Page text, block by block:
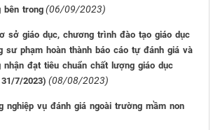
bên trong(06/09/2023)
sở giáo dục, chương trình đào tạo giáo dục
sư phạm hoàn thành báo cáo tự đánh giá và
đạt tiêu chuẩn chất lượng giáo dục
7/2023) (08/08/2023)
nghiệp vụ đánh giá ngoài trường mầm non